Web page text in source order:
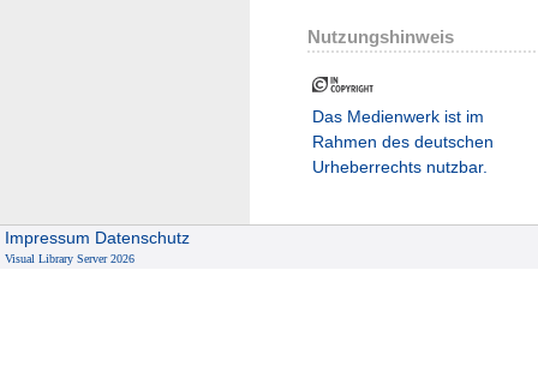
Nutzungshinweis
Das Medienwerk ist im
Rahmen des deutschen
Urheberrechts nutzbar.
Impressum Datenschutz
Visual Library Server 2026